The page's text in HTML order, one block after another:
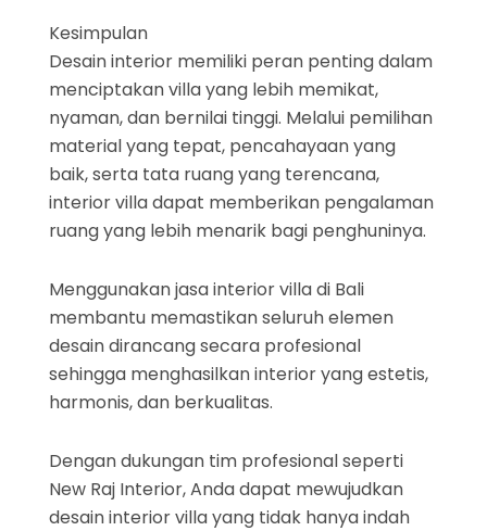
Kesimpulan
Desain interior memiliki peran penting dalam
menciptakan villa yang lebih memikat,
nyaman, dan bernilai tinggi. Melalui pemilihan
material yang tepat, pencahayaan yang
baik, serta tata ruang yang terencana,
interior villa dapat memberikan pengalaman
ruang yang lebih menarik bagi penghuninya.
Menggunakan jasa interior villa di Bali
membantu memastikan seluruh elemen
desain dirancang secara profesional
sehingga menghasilkan interior yang estetis,
harmonis, dan berkualitas.
Dengan dukungan tim profesional seperti
New Raj Interior, Anda dapat mewujudkan
desain interior villa yang tidak hanya indah